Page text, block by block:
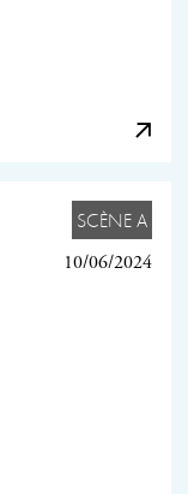
SCÈNE A
10/06/2024